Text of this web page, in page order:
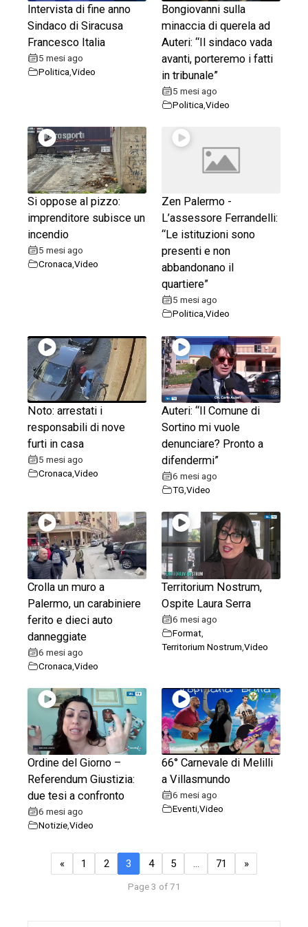
Intervista di fine anno
Sindaco di Siracusa
Francesco Italia
5 mesi ago
Politica Video
Bongiovanni sulla
minaccia di querela ad
Auteri: “Il sindaco vada
avanti, porteremo i fatti
in tribunale”
5 mesi ago
Politica ,Video
Si oppose al pizzo:
imprenditore subisce un
incendio
5 mesi ago
Cronaca,Video
Zen Palermo -
L’assessore Ferrandelli:
“Le istituzioni sono
presenti e non
abbandonano il
quartiere”
5 mesi ago
Politica,Video
Noto: arrestati i
responsabili di nove
furti in casa
5 mesi ago
Cronaca Video
Auteri: “Il Comune di
Sortino mi vuole
denunciare? Pronto a
difendermi”
6 mesi ago
TG ,Video
Crolla un muro a
Palermo, un carabiniere
ferito e dieci auto
danneggiate
6 mesi ago
Cronaca Video
Territorium Nostrum,
Ospite Laura Serra
6 mesi ago
Format
Territorium Nostrum ,Video
Ordine del Giorno –
Referendum Giustizia:
due tesi a confronto
6 mesi ago
Notizie,Video
66° Carnevale di Melilli
a Villasmundo
6 mesi ago
Eventi,Video
« 1 2 3 4 5 … 71 »
Page 3 of 71